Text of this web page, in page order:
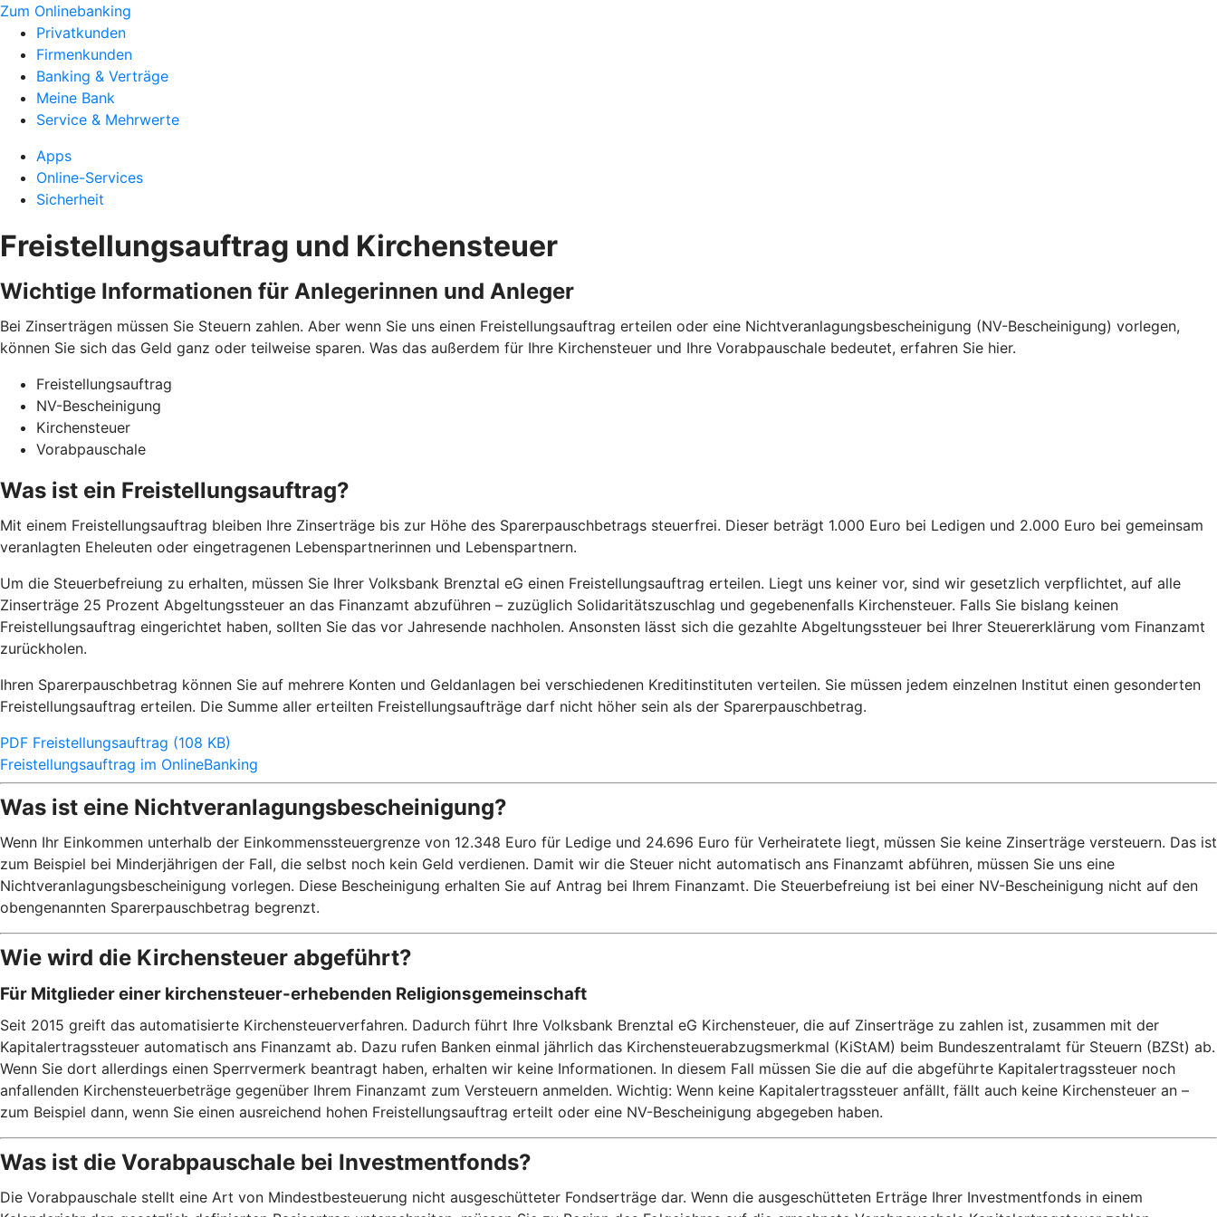
Zum Onlinebanking
Privatkunden
Firmenkunden
Banking & Verträge
Meine Bank
Service & Mehrwerte
Apps
Online-Services
Sicherheit
Freistellungsauftrag und Kirchensteuer
Wichtige Informationen für Anlegerinnen und Anleger
Bei Zinserträgen müssen Sie Steuern zahlen. Aber wenn Sie uns einen Freistellungsauftrag erteilen oder eine Nichtveranlagungsbescheinigung (NV-Bescheinigung) vorlegen,
können Sie sich das Geld ganz oder teilweise sparen. Was das außerdem für Ihre Kirchensteuer und Ihre Vorabpauschale bedeutet, erfahren Sie hier.
Freistellungsauftrag
NV-Bescheinigung
Kirchensteuer
Vorabpauschale
Was ist ein Freistellungsauftrag?
Mit einem Freistellungsauftrag bleiben Ihre Zinserträge bis zur Höhe des Sparerpauschbetrags steuerfrei. Dieser beträgt 1.000 Euro bei Ledigen und 2.000 Euro bei gemeinsam
veranlagten Eheleuten oder eingetragenen Lebenspartnerinnen und Lebenspartnern.
Um die Steuerbefreiung zu erhalten, müssen Sie Ihrer Volksbank Brenztal eG einen Freistellungsauftrag erteilen. Liegt uns keiner vor, sind wir gesetzlich verpflichtet, auf alle
Zinserträge 25 Prozent Abgeltungssteuer an das Finanzamt abzuführen – zuzüglich Solidaritätszuschlag und gegebenenfalls Kirchensteuer. Falls Sie bislang keinen
Freistellungsauftrag eingerichtet haben, sollten Sie das vor Jahresende nachholen. Ansonsten lässt sich die gezahlte Abgeltungssteuer bei Ihrer Steuererklärung vom Finanzamt
zurückholen.
Ihren Sparerpauschbetrag können Sie auf mehrere Konten und Geldanlagen bei verschiedenen Kreditinstituten verteilen. Sie müssen jedem einzelnen Institut einen gesonderten
Freistellungsauftrag erteilen. Die Summe aller erteilten Freistellungsaufträge darf nicht höher sein als der Sparerpauschbetrag.
PDF Freistellungsauftrag (108 KB)
Freistellungsauftrag im OnlineBanking
Was ist eine Nichtveranlagungsbescheinigung?
Wenn Ihr Einkommen unterhalb der Einkommenssteuergrenze von 12.348 Euro für Ledige und 24.696 Euro für Verheiratete liegt, müssen Sie keine Zinserträge versteuern. Das ist
zum Beispiel bei Minderjährigen der Fall, die selbst noch kein Geld verdienen. Damit wir die Steuer nicht automatisch ans Finanzamt abführen, müssen Sie uns eine
Nichtveranlagungsbescheinigung vorlegen. Diese Bescheinigung erhalten Sie auf Antrag bei Ihrem Finanzamt. Die Steuerbefreiung ist bei einer NV-Bescheinigung nicht auf den
obengenannten Sparerpauschbetrag begrenzt.
Wie wird die Kirchensteuer abgeführt?
Für Mitglieder einer kirchensteuer-erhebenden Religionsgemeinschaft
Seit 2015 greift das automatisierte Kirchensteuerverfahren. Dadurch führt Ihre Volksbank Brenztal eG Kirchensteuer, die auf Zinserträge zu zahlen ist, zusammen mit der
Kapitalertragssteuer automatisch ans Finanzamt ab. Dazu rufen Banken einmal jährlich das Kirchensteuerabzugsmerkmal (KiStAM) beim Bundeszentralamt für Steuern (BZSt) ab.
Wenn Sie dort allerdings einen Sperrvermerk beantragt haben, erhalten wir keine Informationen. In diesem Fall müssen Sie die auf die abgeführte Kapitalertragssteuer noch
anfallenden Kirchensteuerbeträge gegenüber Ihrem Finanzamt zum Versteuern anmelden. Wichtig: Wenn keine Kapitalertragssteuer anfällt, fällt auch keine Kirchensteuer an –
zum Beispiel dann, wenn Sie einen ausreichend hohen Freistellungsauftrag erteilt oder eine NV-Bescheinigung abgegeben haben.
Was ist die Vorabpauschale bei Investmentfonds?
Die Vorabpauschale stellt eine Art von Mindestbesteuerung nicht ausgeschütteter Fondserträge dar. Wenn die ausgeschütteten Erträge Ihrer Investmentfonds in einem